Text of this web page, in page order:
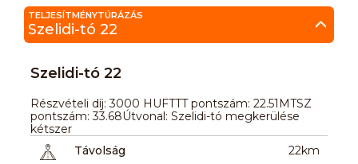
TELJESÍTMÉNYTÚRÁZÁS
Szelidi-tó 22
Szelidi-tó 22
Részvételi díj: 3000 HUFTTT pontszám: 22.51MTSZ
pontszám: 33.68Útvonal: Szelidi-tó megkerülése
kétszer
Távolság
22km